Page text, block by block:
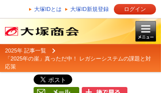
大塚IDとは 大塚ID新規登録 ログイン
2025年 記事一覧
「2025年の崖」真っただ中！ レガシーシステムの課題と対
応策